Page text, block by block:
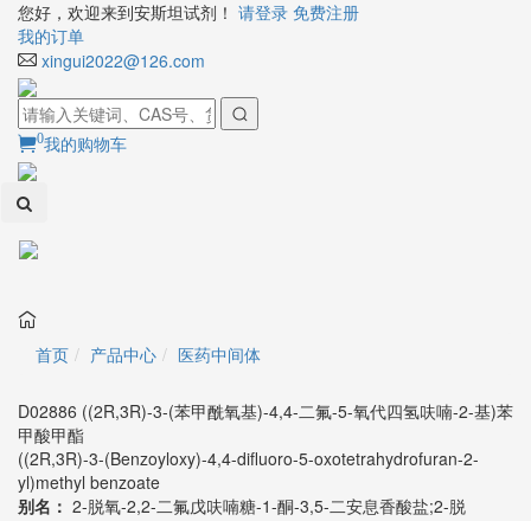
您好，欢迎来到安斯坦试剂！ 请登录 免费注册
我的订单
xingui2022@126.com
0我的购物车
首页 产品中心 医药中间体
D02886 ((2R,3R)-3-(苯甲酰氧基)-4,4-二氟-5-氧代四氢呋喃-2-基)苯
甲酸甲酯
((2R,3R)-3-(Benzoyloxy)-4,4-difluoro-5-oxotetrahydrofuran-2-
yl)methyl benzoate
别名： 2-脱氧-2,2-二氟戊呋喃糖-1-酮-3,5-二安息香酸盐;2-脱